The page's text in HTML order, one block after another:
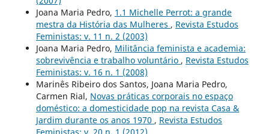
Joana Maria Pedro, 1.1 Michelle Perrot: a grande
mestra da História das Mulheres , Revista Estudos
Feministas: v. 11 n. 2 (2003)
Joana Maria Pedro, Militância feminista e academia:
sobrevivência e trabalho voluntário , Revista Estudos
Feministas: v. 16 n. 1 (2008)
Marinês Ribeiro dos Santos, Joana Maria Pedro,
Carmen Rial, Novas práticas corporais no espaço
doméstico: a domesticidade pop na revista Casa &
Jardim durante os anos 1970 , Revista Estudos